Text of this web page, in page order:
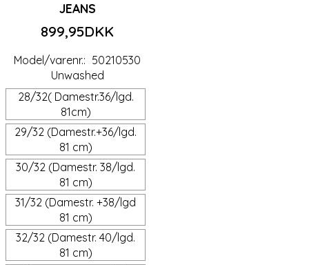
JEANS
899,95DKK
Model/varenr.: 50210530
Unwashed
28/32( Damestr.36/lgd.
81cm)
29/32 (Damestr.+36/lgd.
81 cm)
30/32 (Damestr. 38/lgd.
81 cm)
31/32 (Damestr. +38/lgd
81 cm)
32/32 (Damestr. 40/lgd.
81 cm)